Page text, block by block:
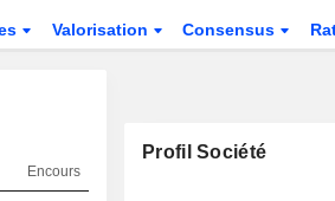
Valorisation Consensus
Encours
Profil Société